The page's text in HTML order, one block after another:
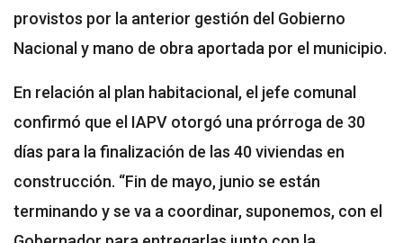
provistos por la anterior gestión del Gobierno
Nacional y mano de obra aportada por el municipio.
En relación al plan habitacional, el jefe comunal
confirmó que el IAPV otorgó una prórroga de 30
días para la finalización de las 40 viviendas en
construcción. “Fin de mayo, junio se están
terminando y se va a coordinar, suponemos, con el